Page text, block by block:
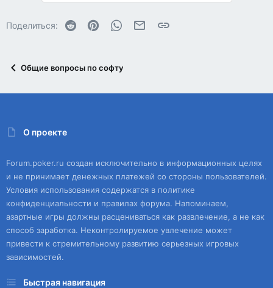
Поделиться: Reddit PinterestWhatsAppЭлектронная почта
Ссылка
Общие вопросы по софту
О проекте
Forum.poker.ru создан исключительно в информационных целях
и не принимает денежных платежей со стороны пользователей.
Условия использования содержатся в политике
конфиденциальности и правилах форума. Напоминаем,
азартные игры должны расцениваться как развлечение, а не как
способ заработка. Неконтролируемое увлечение может
привести к стремительному развитию серьезных игровых
зависимостей.
Быстрая навигация